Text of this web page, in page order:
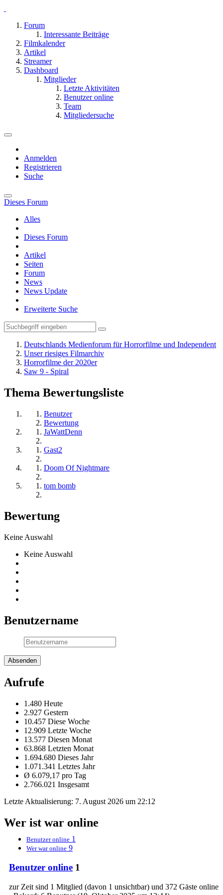
Forum
Interessante Beiträge
Filmkalender
Artikel
Streamer
Dashboard
Mitglieder
Letzte Aktivitäten
Benutzer online
Team
Mitgliedersuche
Anmelden
Registrieren
Suche
Dieses Forum
Alles
Dieses Forum
Artikel
Seiten
Forum
News
News Update
Erweiterte Suche
Deutschlands Medienforum für Horrorfilme und Independent
Unser riesiges Filmarchiv
Horrorfilme der 2020er
Saw 9 - Spiral
Thema Bewertungsliste
Benutzer
Bewertung
JaWattDenn
Gast2
Doom Of Nightmare
tom bomb
Bewertung
Keine Auswahl
Keine Auswahl
Benutzername
Aufrufe
1.480 Heute
2.927 Gestern
10.457 Diese Woche
12.909 Letzte Woche
13.577 Diesen Monat
63.868 Letzten Monat
1.694.680 Dieses Jahr
1.071.341 Letztes Jahr
Ø 6.079,17 pro Tag
2.766.021 Insgesamt
Letzte Aktualisierung: 7. August 2026 um 22:12
Wer ist war online
Benutzer online 1
Wer war online 9
Benutzer online 1
zur Zeit sind 1 Mitglied (davon 1 unsichtbar) und 372 Gäste online